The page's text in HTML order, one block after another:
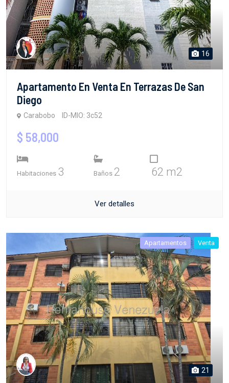
16
Apartamento En Venta En Terrazas De San
Diego
Carabobo ID-MIO: 3c52
$ 58,000
Habitaciones 3 Baños 2 62 m2
Ver detalles
Apartamentos Venta
21